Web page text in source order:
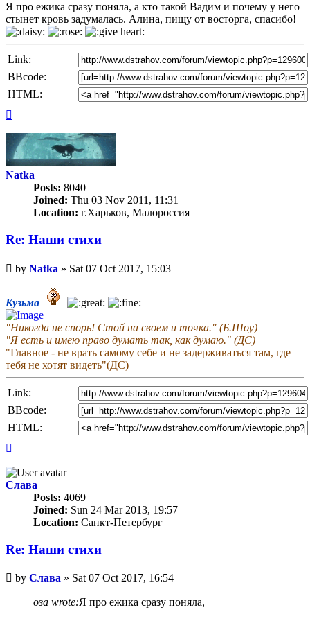
Я про ежика сразу поняла, а кто такой Вадим и почему у него
стынет кровь задумалась. Алина, пищу от восторга, спасибо!
Link:
BBcode:
HTML:
Natka
Posts: 8040
Joined: Thu 03 Nov 2011, 11:31
Location: г.Харьков, Малороссия
Re: Наши стихи
Unread
post
by Natka » Sat 07 Oct 2017, 15:03
Кузьма
"Никогда не спорь! Стой на своем и точка." (Б.Шоу)
"Я есть и имею право думать так, как думаю." (ДС)
"Главное - не врать самому себе и не задерживаться там, где
тебя не хотят видеть"(ДС)
Link:
BBcode:
HTML:
Слава
Posts: 4069
Joined: Sun 24 Mar 2013, 19:57
Location: Санкт-Петербург
Re: Наши стихи
Unread
post
by Слава » Sat 07 Oct 2017, 16:54
оза wrote:Я про ежика сразу поняла,